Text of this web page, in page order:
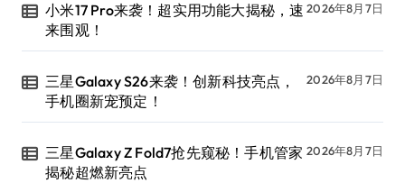
小米17 Pro来袭！超实用功能大揭秘，速
来围观！
2026年8月7日
三星Galaxy S26来袭！创新科技亮点，
手机圈新宠预定！
2026年8月7日
三星Galaxy Z Fold7抢先窥秘！手机管家
揭秘超燃新亮点
2026年8月7日